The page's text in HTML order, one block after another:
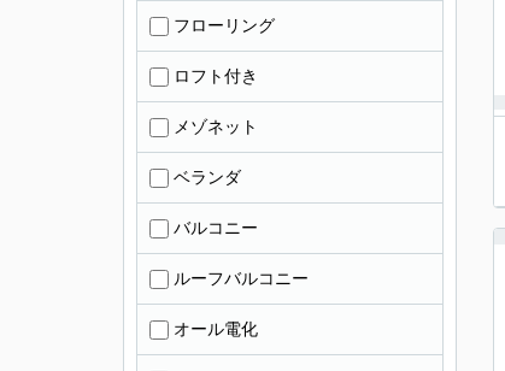
フローリング
ロフト付き
メゾネット
ベランダ
バルコニー
ルーフバルコニー
オール電化